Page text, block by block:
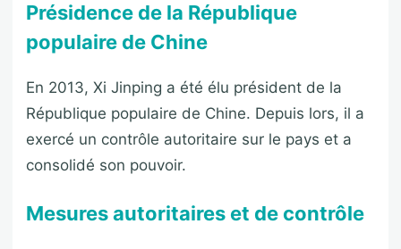
Présidence de la République
populaire de Chine
En 2013, Xi Jinping a été élu président de la
République populaire de Chine. Depuis lors, il a
exercé un contrôle autoritaire sur le pays et a
consolidé son pouvoir.
Mesures autoritaires et de contrôle